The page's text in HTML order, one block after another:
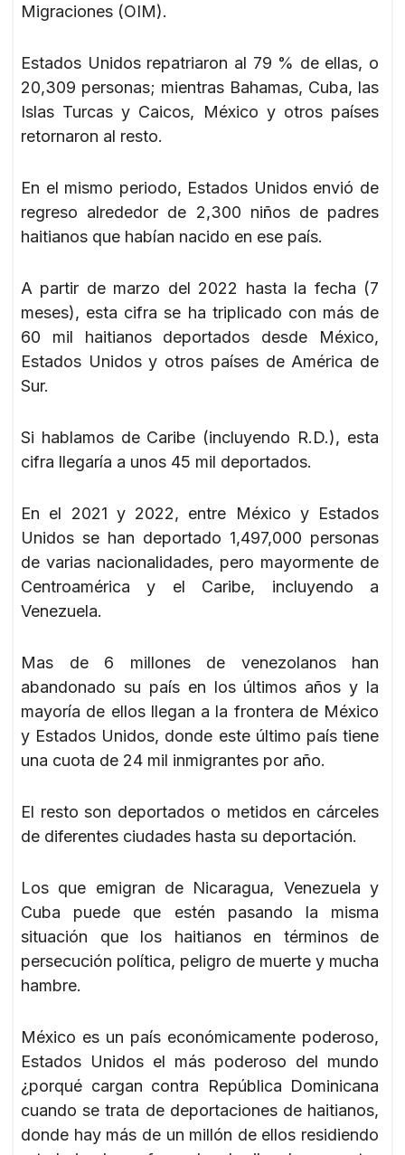
Migraciones (OIM).
Estados Unidos repatriaron al 79 % de ellas, o
20,309 personas; mientras Bahamas, Cuba, las
Islas Turcas y Caicos, México y otros países
retornaron al resto.
En el mismo periodo, Estados Unidos envió de
regreso alrededor de 2,300 niños de padres
haitianos que habían nacido en ese país.
A partir de marzo del 2022 hasta la fecha (7
meses), esta cifra se ha triplicado con más de
60 mil haitianos deportados desde México,
Estados Unidos y otros países de América de
Sur.
Si hablamos de Caribe (incluyendo R.D.), esta
cifra llegaría a unos 45 mil deportados.
En el 2021 y 2022, entre México y Estados
Unidos se han deportado 1,497,000 personas
de varias nacionalidades, pero mayormente de
Centroamérica y el Caribe, incluyendo a
Venezuela.
Mas de 6 millones de venezolanos han
abandonado su país en los últimos años y la
mayoría de ellos llegan a la frontera de México
y Estados Unidos, donde este último país tiene
una cuota de 24 mil inmigrantes por año.
El resto son deportados o metidos en cárceles
de diferentes ciudades hasta su deportación.
Los que emigran de Nicaragua, Venezuela y
Cuba puede que estén pasando la misma
situación que los haitianos en términos de
persecución política, peligro de muerte y mucha
hambre.
México es un país económicamente poderoso,
Estados Unidos el más poderoso del mundo
¿porqué cargan contra República Dominicana
cuando se trata de deportaciones de haitianos,
donde hay más de un millón de ellos residiendo